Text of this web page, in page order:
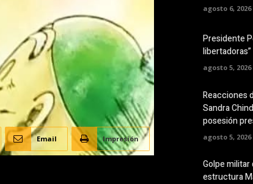
Email Impresión
agosto 6, 2026
Presidente
libertadoras”
agosto 5, 2026
Reacciones
Sandra
posesión
agosto 5, 2026
Golpe militar
estructura